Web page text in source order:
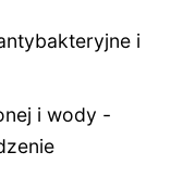
i
i wody -